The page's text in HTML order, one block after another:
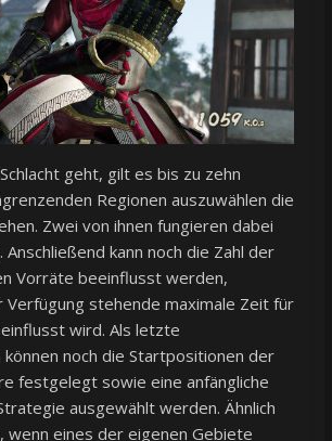
geht, gilt es bis zu zehn
Regionen auszuwählen die
Zwei von ihnen fungieren dabei
kann noch die Zahl der
Vorräte beeinflusst werden,
Verfügung stehende maximale Zeit für
wird. Als letzte
noch die Startpositionen der
festgelegt sowie eine anfängliche
ausgewählt werden. Ähnlich
wenn eines der eigenen Gebiete